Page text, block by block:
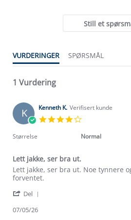
Still et
VURDERINGER SPØRSMÅL
1 Vurdering
K Kenneth K. Verifisert kunde
rating
Størrelse Normal
Lett jakke, ser bra ut.
Review
by
K.
7
review
stating
jakke,
bra
Lett jakke, ser bra ut. Noe tynnere
forventet.
Del
07/05/26
Kundeservice
Kundeklubb
Våre butikker
Bedrift, barnehage og SFO
Om Stormberg
Verdigrunnlag
Etisk handel
Dyreetikk
1% til samfunnet
Inkludering
Materialer
Personvern
Trelagsprinsippet barn
Alt du trenger til Norgesferien
Gravidklær
Hvordan velge riktig turtøy?
Få turinspirasjon og tips her⛰